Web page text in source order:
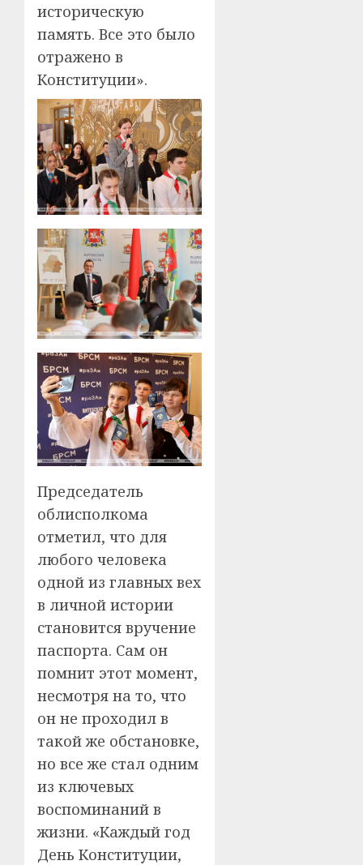
историческую
память. Все это было
отражено в
Конституции».
Председатель
облисполкома
отметил, что для
любого человека
одной из главных вех
в личной истории
становится вручение
паспорта. Сам он
помнит этот момент,
несмотря на то, что
он не проходил в
такой же обстановке,
но все же стал одним
из ключевых
воспоминаний в
жизни. «Каждый год
День Конституции,